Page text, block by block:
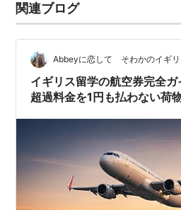
関連ブログ
Abbeyに恋して そわかのイギ
イギリス留学の航空券完全
超過料金を1円も払わない荷